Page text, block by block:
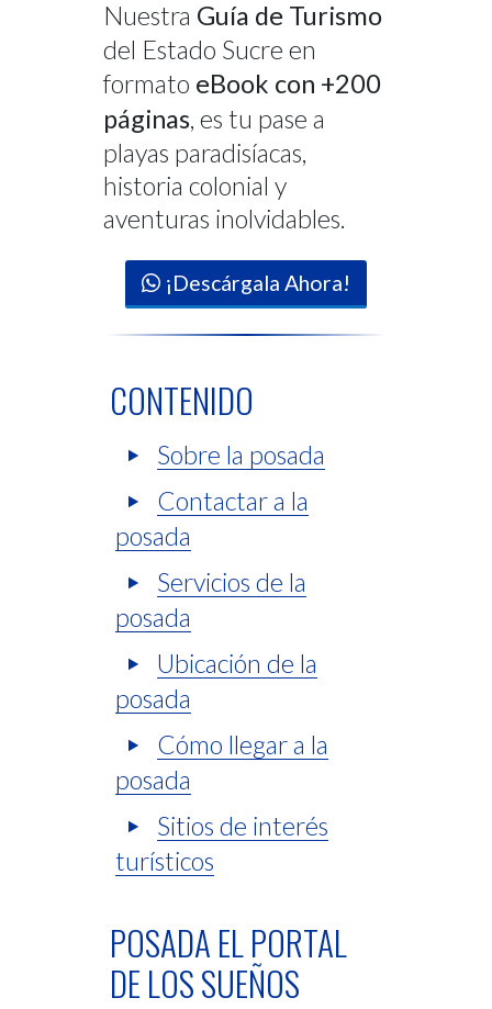
Nuestra Guía de Turismo
del Estado Sucre en
formato eBook con +200
páginas , es tu pase a
playas paradisíacas,
historia colonial y
aventuras inolvidables.
¡Descárgala Ahora!
CONTENIDO
Sobre la posada
Contactar a la
posada
Servicios de la
posada
Ubicación de la
posada
Cómo llegar a la
posada
Sitios de interés
turísticos
POSADA EL PORTAL
DE LOS SUEÑOS